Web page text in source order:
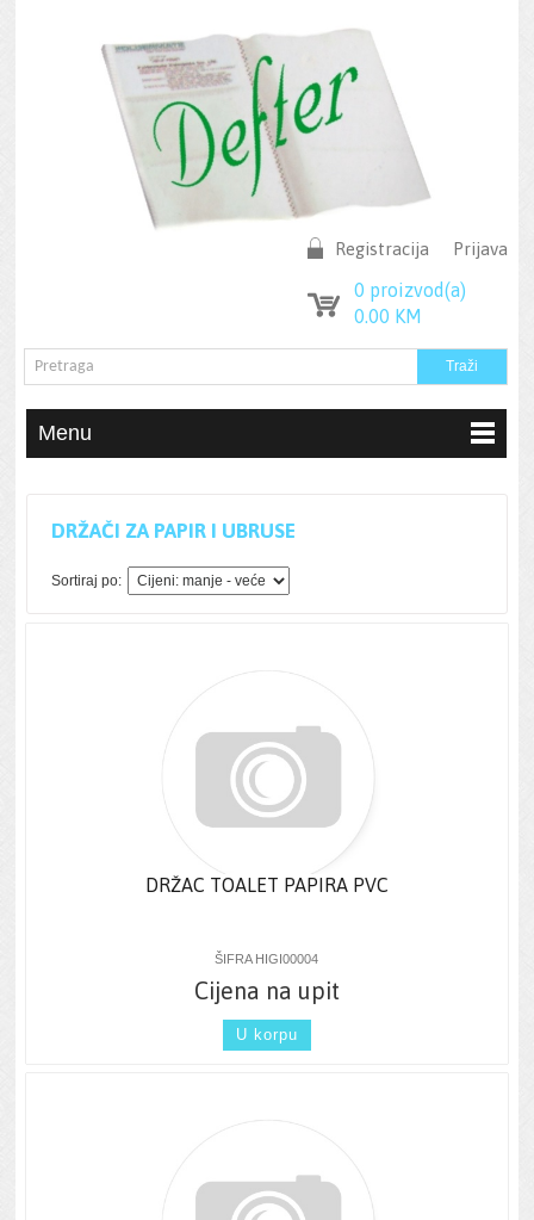
Prijava
Registracija
0 proizvod(a)
0.00 KM
Menu
DRŽAČI ZA PAPIR I UBRUSE
Sortiraj po:
DRŽAC TOALET PAPIRA PVC
ŠIFRA HIGI00004
Cijena na upit
U korpu